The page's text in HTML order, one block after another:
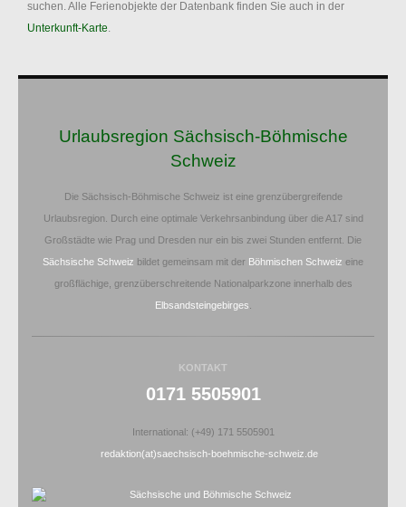
suchen. Alle Ferienobjekte der Datenbank finden Sie auch in der
Unterkunft-Karte.
Urlaubsregion Sächsisch-Böhmische
Schweiz
Die Sächsisch-Böhmische Schweiz ist eine grenzübergreifende
Urlaubsregion. Durch eine optimale Verkehrsanbindung über die A17 sind
Großstädte wie Prag und Dresden nur ein bis zwei Stunden entfernt. Die
Sächsische Schweiz bildet gemeinsam mit der Böhmischen Schweiz eine
großflächige, grenzüberschreitende Nationalparkzone innerhalb des
Elbsandsteingebirges
KONTAKT
0171 5505901
International: (+49) 171 5505901
redaktion(at)saechsisch-boehmische-schweiz.de